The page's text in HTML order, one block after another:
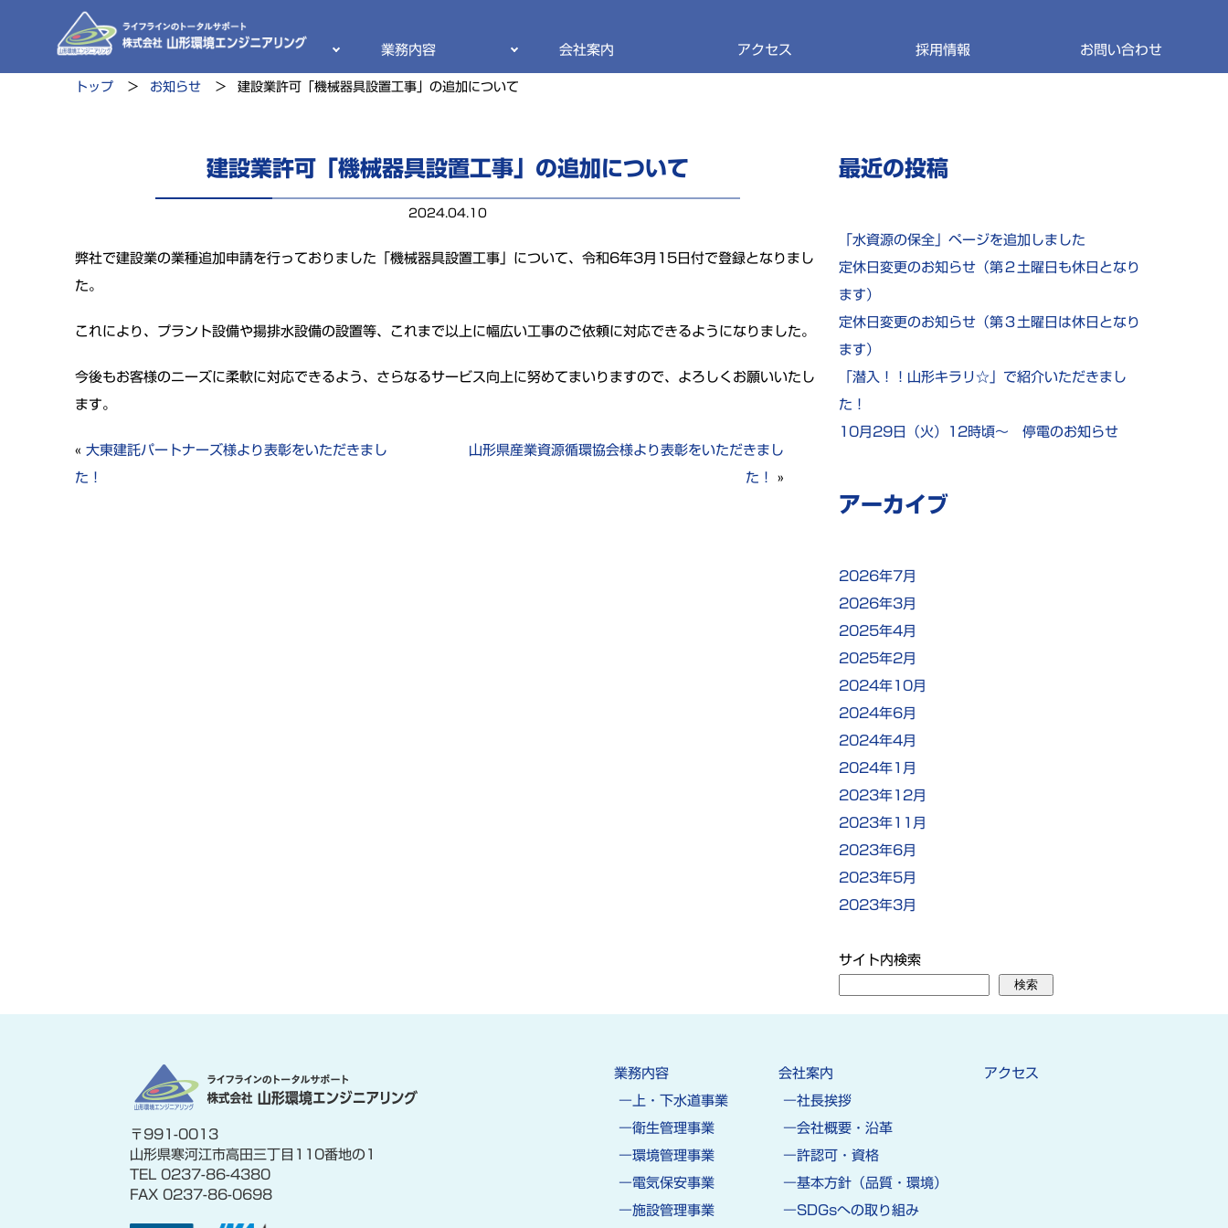
業務内容 会社案内 アクセス 採用情報 お問い合わせ
トップ お知らせ 建設業許可「機械器具設置工事」の追加について
建設業許可「機械器具設置工事」の追加について
2024.04.10
弊社で建設業の業種追加申請を行っておりました「機械器具設置工事」について、令和6年3月15日付で登録となりまし
た。
これにより、プラント設備や揚排水設備の設置等、これまで以上に幅広い工事のご依頼に対応できるようになりました。
今後もお客様のニーズに柔軟に対応できるよう、さらなるサービス向上に努めてまいりますので、よろしくお願いいたし
ます。
« 大東建託パートナーズ様より表彰をいただきまし
た！
山形県産業資源循環協会様より表彰をいただきまし
た！
»
最近の投稿
「水資源の保全」ページを追加しました
定休日変更のお知らせ（第２土曜日も休日となり
ます）
定休日変更のお知らせ（第３土曜日は休日となり
ます）
「潜入！！山形キラリ☆」で紹介いただきまし
た！
10月29日（火）12時頃～ 停電のお知らせ
アーカイブ
2026年7月
2026年3月
2025年4月
2025年2月
2024年10月
2024年6月
2024年4月
2024年1月
2023年12月
2023年11月
2023年6月
2023年5月
2023年3月
サイト内検索
検索
〒991-0013
山形県寒河江市高田三丁目110番地の1
TEL 0237-86-4380
FAX 0237-86-0698
業務内容
上・下水道事業
衛生管理事業
環境管理事業
電気保安事業
施設管理事業
会社案内
社長挨拶
会社概要・沿革
許認可・資格
基本方針（品質・環境）
SDGsへの取り組み
アクセス